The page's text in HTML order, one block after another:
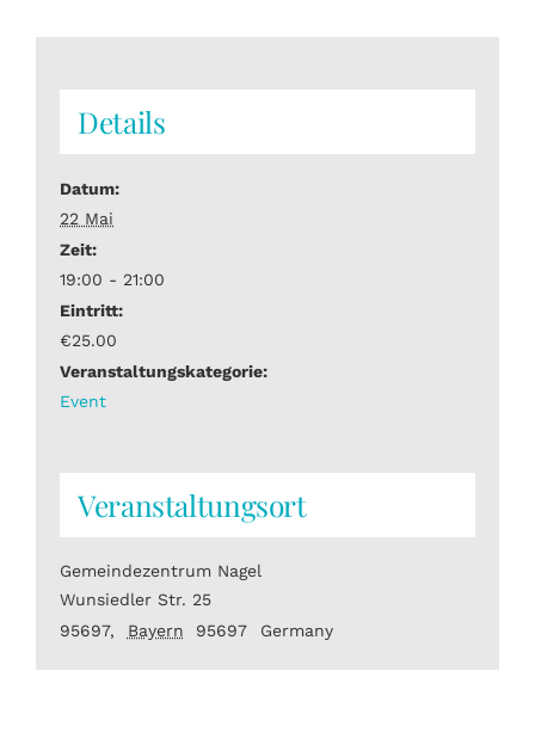
Details
Datum:
22 Mai
Zeit:
19:00 - 21:00
Eintritt:
€25.00
Veranstaltungskategorie:
Event
Veranstaltungsort
Gemeindezentrum Nagel
Wunsiedler Str. 25
95697, Bayern 95697 Germany